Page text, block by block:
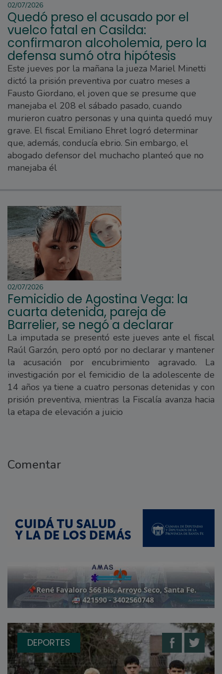
02/07/2026
Quedó preso el acusado por el
vuelco fatal en Casilda:
confirmaron alcoholemia, pero la
defensa sumó otra hipótesis
Este jueves por la mañana la jueza Mariel Minetti
dictó la prisión preventiva por cuatro meses a
Fausto Giordano, el joven que se presume que
manejaba el 208 el sábado pasado, cuando
murieron cuatro personas y una quinta quedó muy
grave. El fiscal Emiliano Ehret logró determinar
que, además, conducía ebrio. Sin embargo, el
abogado defensor del muchacho planteó que no
manejaba él
02/07/2026
Femicidio de Agostina Vega: la
cuarta detenida, pareja de
Barrelier, se negó a declarar
La imputada se presentó este jueves ante el fiscal
Raúl Garzón, pero optó por no declarar y mantener
la acusación por encubrimiento agravado. La
investigación por el femicidio de la adolescente de
14 años ya tiene a cuatro personas detenidas y con
prisión preventiva, mientras la Fiscalía avanza hacia
la etapa de elevación a juicio
Comentar
DEPORTES